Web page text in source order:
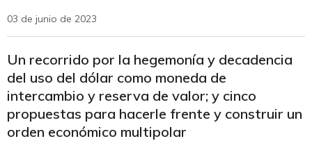
03 de junio de 2023
Un recorrido por la hegemonía y decadencia
del uso del dólar como moneda de
intercambio y reserva de valor; y cinco
propuestas para hacerle frente y construir un
orden económico multipolar